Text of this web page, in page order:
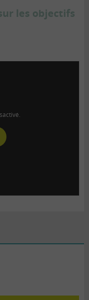
les objectifs